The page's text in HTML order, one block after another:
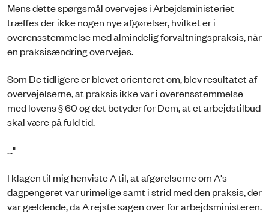
Mens dette spørgsmål overvejes i Arbejdsministeriet
træffes der ikke nogen nye afgørelser, hvilket er i
overensstemmelse med almindelig forvaltningspraksis, når
en praksisændring overvejes.
Som De tidligere er blevet orienteret om, blev resultatet af
overvejelserne, at praksis ikke var i overensstemmelse
med lovens § 60 og det betyder for Dem, at et arbejdstilbud
skal være på fuld tid.
..."
I klagen til mig henviste A til, at afgørelserne om A's
dagpengeret var urimelige samt i strid med den praksis, der
var gældende, da A rejste sagen over for arbejdsministeren.